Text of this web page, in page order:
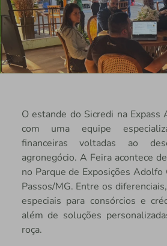
O estande do Sicredi na
com uma equipe
financeiras voltadas ao
agronegócio. A Feira acontece
no Parque de Exposições Adolfo
Passos/MG. Entre os
especiais para consórcios e
além de soluções
roça.